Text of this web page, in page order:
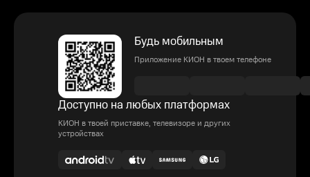
Будь мобильным
Приложение КИОН в твоем телефоне
Доступно на любых платформах
КИОН в твоей приставке, телевизоре и других
устройствах